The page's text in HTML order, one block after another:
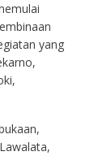
yang